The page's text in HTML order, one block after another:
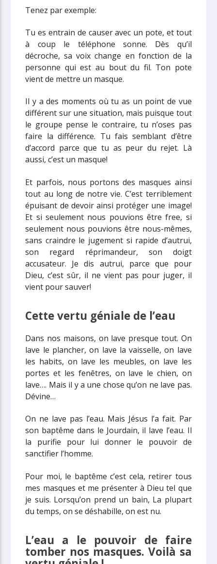
Tenez par exemple:
Tu es entrain de causer avec un pote, et tout
à coup le téléphone sonne. Dès qu’il
décroche, sa voix change en fonction de la
personne qui est au bout du fil. Ton pote
vient de mettre un masque.
Il y a des moments où tu as un point de vue
différent sur une situation, mais puisque tout
le groupe pense le contraire, tu n’oses pas
faire la différence. Tu fais semblant d’être
d’accord parce que tu as peur du rejet. Là
aussi, c’est un masque!
Et parfois, nous portons des masques ainsi
tout au long de notre vie. C’est terriblement
épuisant de devoir ainsi protéger une image!
Et si seulement nous pouvions être free, si
seulement nous pouvions être nous-mêmes,
sans craindre le jugement si rapide d’autrui,
son regard réprimandeur, son doigt
accusateur. Je dis autrui, parce que pour
Dieu, c’est sûr, il ne vient pas pour juger, il
vient pour sauver!
Cette vertu géniale de l’eau
Dans nos maisons, on lave presque tout. On
lave le plancher, on lave la vaisselle, on lave
les habits, on lave les meubles, on lave les
portes et les fenêtres, on lave le chien, on
lave…. Mais il y a une chose qu’on ne lave pas.
Dévine…
On ne lave pas l’eau. Mais Jésus l’a fait. Par
son baptême dans le Jourdain, il lave l’eau. Il
la purifie pour lui donner le pouvoir de
sanctifier l’homme.
Pour moi, le baptême c’est cela, retirer tous
mes masques et me présenter à Dieu tel que
je suis. Lorsqu’on prend un bain, La plupart
du temps, on se déshabille, on est nu.
L’eau a le pouvoir de faire
tomber nos masques. Voilà sa